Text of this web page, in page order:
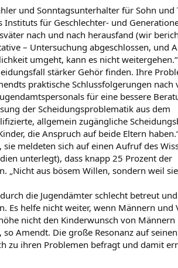
und Sonntagsunterhalter für Sohn und
für Geschlechter- und
nach und nach herausfand (wir
– Untersuchung abgeschlossen, und
umgeht, kann es nicht weitergehen.“
stärker Gehör finden. Ihre
praktische Schlussfolgerungen nach
für eine bessere
der Scheidungsproblematik aus dem
allgemein zugängliche
die Anspruch auf beide Eltern
meldeten sich auf einen Aufruf des
unterlegt), dass knapp 25 Prozent der
„Nicht aus bösem Willen, sondern weil
die Jugendämter schlecht betreut
Es helfe nicht weiter, wenn Männern und
nicht den Kinderwunsch von
Amendt. Die große Resonanz auf
zu ihren Problemen befragt und damit